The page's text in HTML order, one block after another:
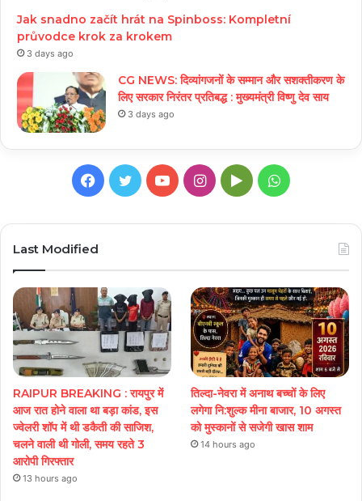
Jak snadno začít hrát na Spinboss: Kompletní
průvodce krok za krokem
3 days ago
CG NEWS: दिव्यांगजनों के सम्मान और सशक्तीकरण के
लिए सरकार निरंतर प्रतिबद्ध : मुख्यमंत्री विष्णु देव साय
3 days ago
Facebook
TwitterYouTubeInstagram
GoogleWhatsApp
Last Modified
RAIPUR BREAKING : रायपुर में
आज रात होने वाला था बड़ा कांड, इस
ज्वेलरी शॉप में थी डकैती की साजिश,
चलने वाली थी गोली, समय रहते 3
आरोपी गिरफ्तार
13 hours ago
तिल्दा-नेवरा में अनाथ बच्चों के लिए
लगेगा नि:शुल्क मीना बाजार, 10 अगस्त
को मुस्कानों से सजेगी खास शाम
14 hours ago